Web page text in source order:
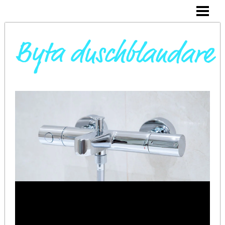
BYTA VARMVATTENBEREDARE
BYTA BLANDARE I HANDFAT